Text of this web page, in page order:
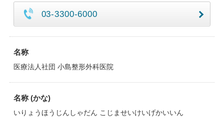
03-3300-6000
名称
医療法人社団 小島整形外科医院
名称 (かな)
いりょうほうじんしゃだん こじませいけいげかいいん